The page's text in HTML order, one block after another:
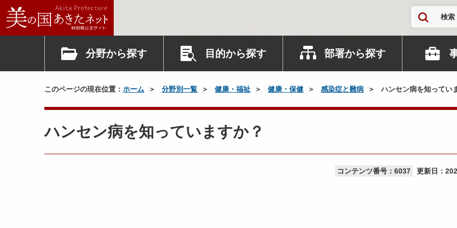
検索
分野から探す 目的から探す 部署から探す
このページの現在位置： ホーム 分野別一覧 健康・福祉 健康・保健 感染症と難病 ハンセン病を知ってい
ハンセン病を知っていますか？
コンテンツ番号：6037 更新日：